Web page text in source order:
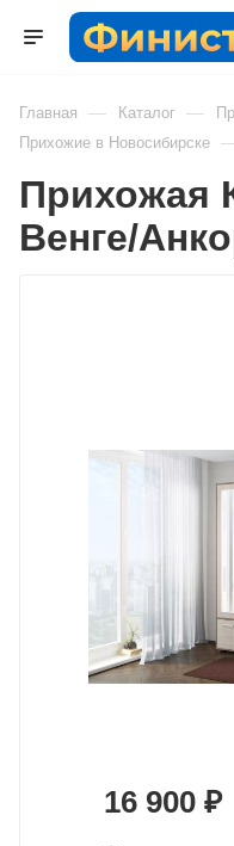
Главная — Каталог —
Прихожие в Новосибирске
Прихожая
Венге/
16 900 ₽